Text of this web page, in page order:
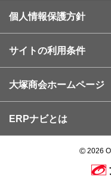
個人情報保護方針
サイトの利用条件
大塚商会ホームページ
ERPナビとは
©2026